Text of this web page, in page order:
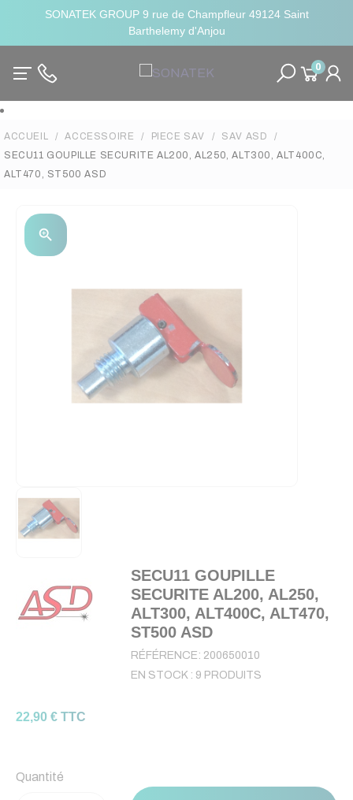
SONATEK GROUP 9 rue de Champfleur 49124 Saint
Barthelemy d'Anjou
0
ACCUEIL ACCESSOIRE PIECE SAV
SAV ASD
SECU11 GOUPILLE SECURITE AL200, AL250, ALT300, ALT400C,
ALT470, ST500 ASD
zoom_in
SECU11 GOUPILLE
SECURITE AL200, AL250,
ALT300, ALT400C, ALT470,
ST500 ASD
RÉFÉRENCE: 200650010
EN STOCK : 9 PRODUITS
22,90 € TTC
Quantité